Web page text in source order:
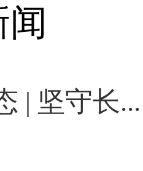
| 坚守长...